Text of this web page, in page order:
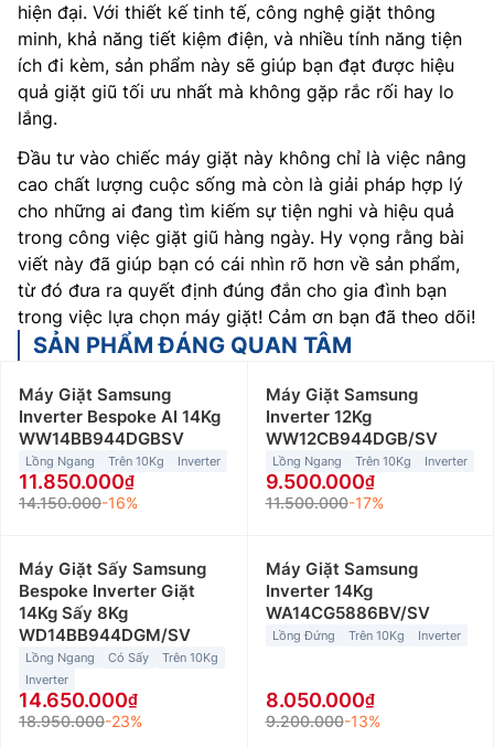
hiện đại. Với thiết kế tinh tế, công nghệ giặt thông
minh, khả năng tiết kiệm điện, và nhiều tính năng tiện
ích đi kèm, sản phẩm này sẽ giúp bạn đạt được hiệu
quả giặt giũ tối ưu nhất mà không gặp rắc rối hay lo
lắng.
Đầu tư vào chiếc máy giặt này không chỉ là việc nâng
cao chất lượng cuộc sống mà còn là giải pháp hợp lý
cho những ai đang tìm kiếm sự tiện nghi và hiệu quả
trong công việc giặt giũ hàng ngày. Hy vọng rằng bài
viết này đã giúp bạn có cái nhìn rõ hơn về sản phẩm,
từ đó đưa ra quyết định đúng đắn cho gia đình bạn
trong việc lựa chọn máy giặt! Cảm ơn bạn đã theo dõi!
SẢN PHẨM ĐÁNG QUAN TÂM
Máy Giặt Samsung
Inverter Bespoke AI 14Kg
WW14BB944DGBSV
Lồng Ngang Trên 10Kg Inverter
11.850.000
14.150.000-16%
Máy Giặt Samsung
Inverter 12Kg
WW12CB944DGB/SV
Lồng Ngang Trên 10Kg Inverter
9.500.000
11.500.000-17%
Máy Giặt Sấy Samsung
Bespoke Inverter Giặt
14Kg Sấy 8Kg
WD14BB944DGM/SV
Lồng Ngang Có Sấy
Trên 10Kg
Inverter
14.650.000
18.950.000-23%
Máy Giặt Samsung
Inverter 14Kg
WA14CG5886BV/SV
Lồng Đứng Trên 10Kg Inverter
8.050.000
9.200.000-13%